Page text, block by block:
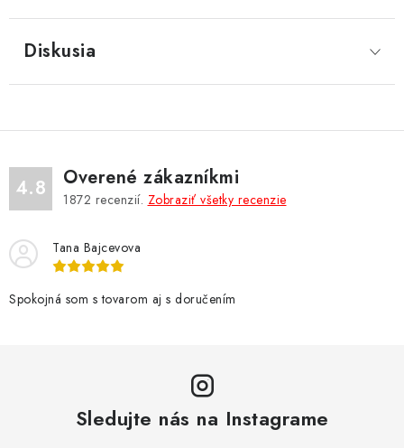
Diskusia
4.8 Overené zákazníkmi
1872 recenzií. Zobraziť všetky recenzie
Tana Bajcevova
Spokojná som s tovarom aj s doručením
Sledujte nás na Instagrame